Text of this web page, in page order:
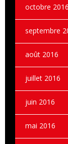
octobre 2016
septembre
août 2016
juillet 2016
juin 2016
mai 2016